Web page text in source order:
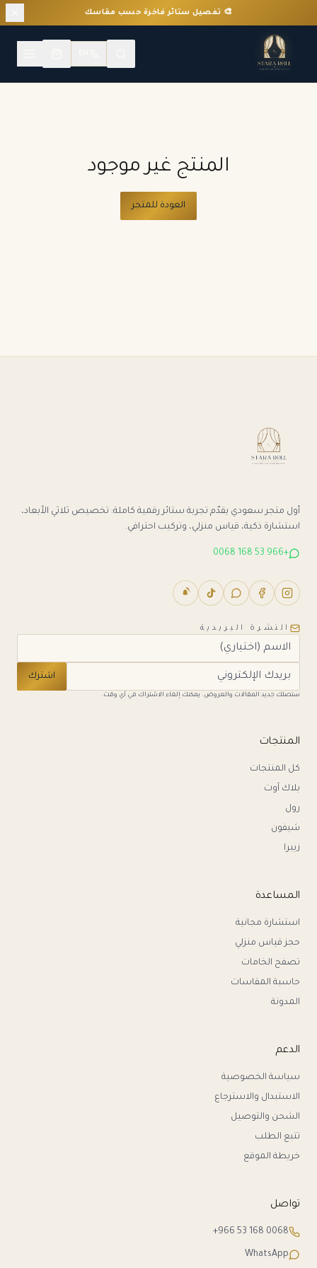
🎨 تفصيل ستائر فاخرة حسب مقاسك
المنتج غير موجود
العودة للمتجر
أول متجر سعودي يقدّم تجربة ستائر رقمية كاملة: تخصيص ثلاثي الأبعاد،
استشارة ذكية، قياس منزلي، وتركيب احترافي.
+966 53 168 0068
النشرة البريدية
اشترك
ستصلك جديد المقالات والعروض. يمكنك إلغاء الاشتراك في أي وقت.
المنتجات
كل المنتجات
بلاك آوت
رول
شيفون
زيبرا
المساعدة
استشارة مجانية
حجز قياس منزلي
تصفح الخامات
حاسبة المقاسات
المدونة
الدعم
سياسة الخصوصية
الاستبدال والاسترجاع
الشحن والتوصيل
تتبع الطلب
خريطة الموقع
تواصل
+966 53 168 0068
WhatsApp